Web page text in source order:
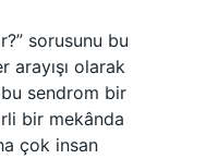
sorusunu bu
olarak
sendrom bir
bir mekânda
çok insan